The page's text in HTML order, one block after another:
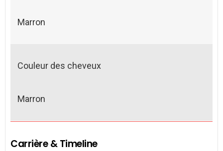
Marron
Couleur des cheveux
Marron
Carrière & Timeline